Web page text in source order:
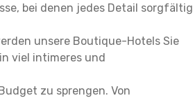
bei denen jedes Detail sorgfältig
unsere Boutique-Hotels Sie
viel intimeres und
zu sprengen. Von